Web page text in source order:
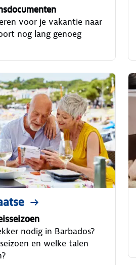
voor je vakantie naar
nog lang genoeg
nodig in Barbados?
en welke talen